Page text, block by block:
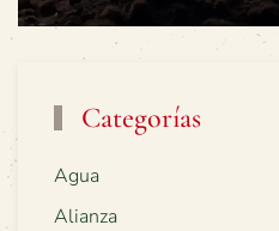
Categorías
Agua
Alianza